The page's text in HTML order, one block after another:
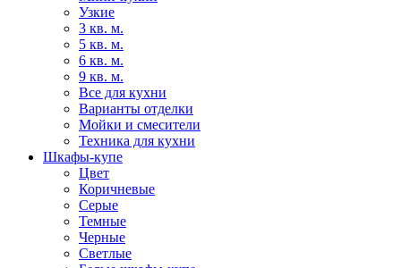
Узкие
3 кв. м.
5 кв. м.
6 кв. м.
9 кв. м.
Все для кухни
Варианты отделки
Мойки и смесители
Техника для кухни
Шкафы-купе
Цвет
Коричневые
Серые
Темные
Черные
Светлые